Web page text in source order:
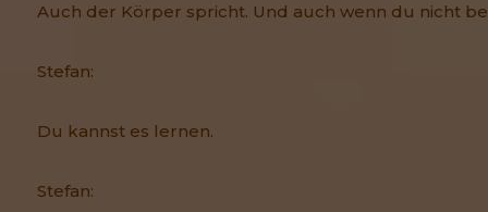
Auch der Körper spricht. Und auch wenn du nicht
Stefan:
Du kannst es lernen.
Stefan: